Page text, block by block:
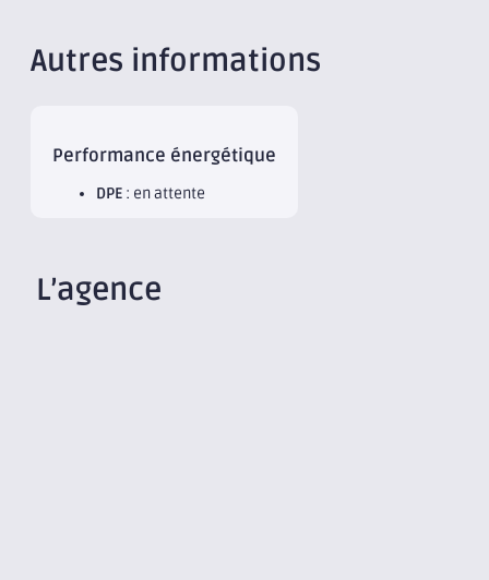
Autres informations
Performance énergétique
DPE : en attente
L’agence